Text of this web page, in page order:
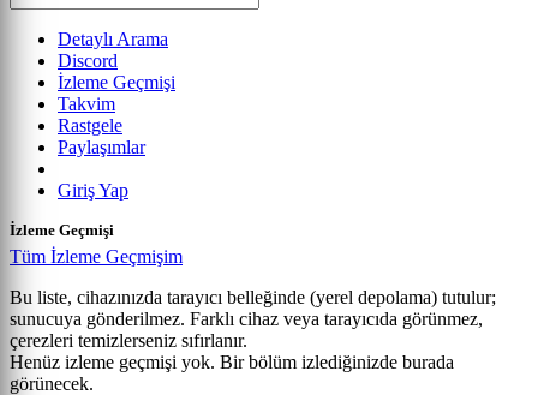
Detaylı Arama
Discord
İzleme Geçmişi
Takvim
Rastgele
Paylaşımlar
Giriş Yap
İzleme Geçmişi
Tüm İzleme Geçmişim
Bu liste, cihazınızda tarayıcı belleğinde (yerel depolama) tutulur;
sunucuya gönderilmez. Farklı cihaz veya tarayıcıda görünmez,
çerezleri temizlerseniz sıfırlanır.
Henüz izleme geçmişi yok. Bir bölüm izlediğinizde burada
görünecek.